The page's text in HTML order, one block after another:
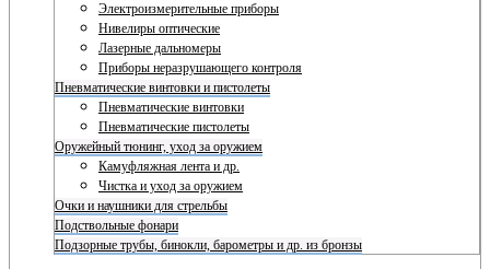
Электроизмерительные приборы
Нивелиры оптические
Лазерные дальномеры
Приборы неразрушающего контроля
Пневматические винтовки и пистолеты
Пневматические винтовки
Пневматические пистолеты
Оружейный тюнинг, уход за оружием
Камуфляжная лента и др.
Чистка и уход за оружием
Очки и наушники для стрельбы
Подствольные фонари
Подзорные трубы, бинокли, барометры и др. из бронзы